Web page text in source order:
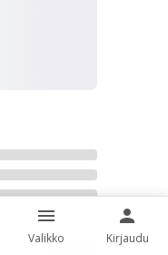
Valikko Kirjaudu